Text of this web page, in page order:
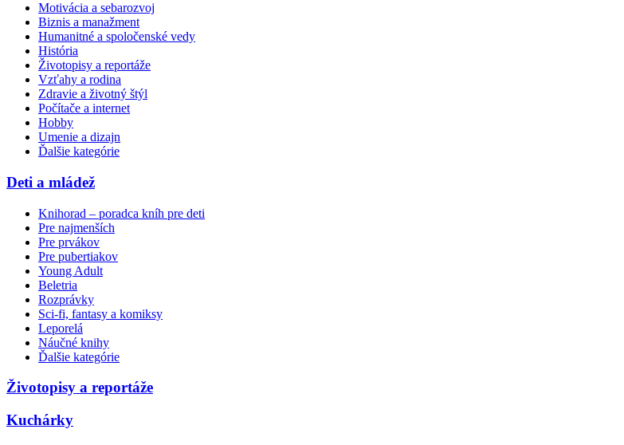
Motivácia a sebarozvoj
Biznis a manažment
Humanitné a spoločenské vedy
História
Životopisy a reportáže
Vzťahy a rodina
Zdravie a životný štýl
Počítače a internet
Hobby
Umenie a dizajn
Ďalšie kategórie
Deti a mládež
Knihorad – poradca kníh pre deti
Pre najmenších
Pre prvákov
Pre pubertiakov
Young Adult
Beletria
Rozprávky
Sci-fi, fantasy a komiksy
Leporelá
Náučné knihy
Ďalšie kategórie
Životopisy a reportáže
Kuchárky